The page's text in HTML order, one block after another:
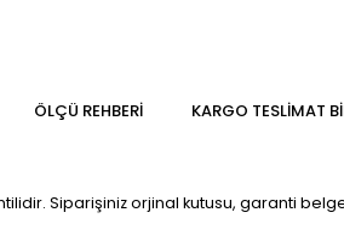
ÖLÇÜ REHBERI KARGO TESLIMAT
Siparişiniz orjinal kutusu, garanti